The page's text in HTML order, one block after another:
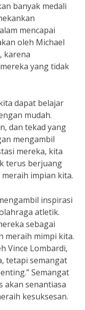
banyak medali
mencapai
oleh Michael
karena
yang tidak
dapat belajar
mudah.
dan tekad yang
mengambil
mereka, kita
terus berjuang
impian kita.
inspirasi
atletik.
sebagai
meraih mimpi kita.
Vince Lombardi,
tetapi semangat
Semangat
akan senantiasa
kesuksesan.